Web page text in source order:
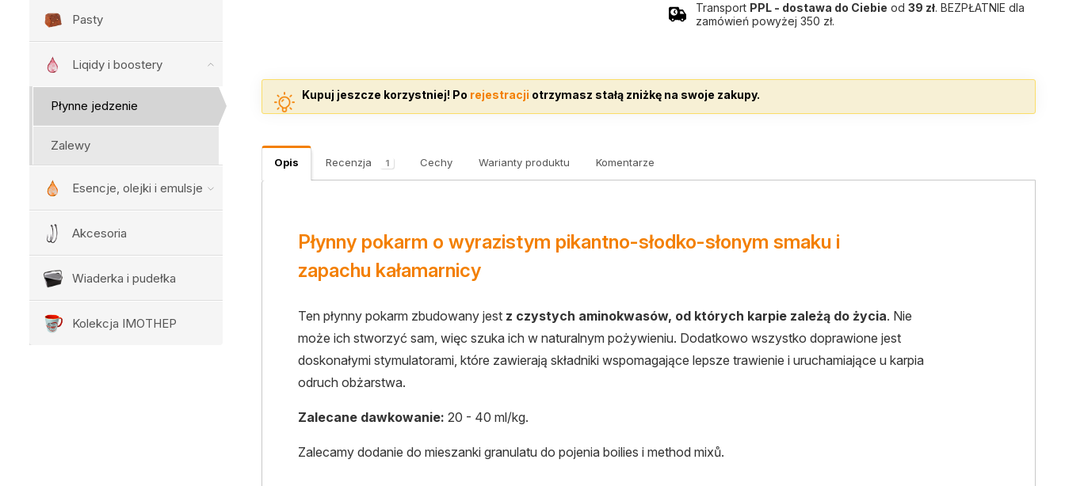
Pasty
Liqidy i boostery
Płynne jedzenie
Zalewy
Esencje, olejki i emulsje
Akcesoria
Wiaderka i pudełka
Kolekcja IMOTHEP
Transport PPL - dostawa do Ciebie od 39 zł. BEZPŁATNIE dla
zamówień powyżej 350 zł.
Kupuj jeszcze korzystniej! Po rejestracji otrzymasz stałą zniżkę na swoje zakupy.
Opis Recenzja 1 Cechy Warianty produktu Komentarze
Płynny pokarm o wyrazistym pikantno-słodko-słonym smaku i
zapachu kałamarnicy
Ten płynny pokarm zbudowany jest z czystych aminokwasów, od których karpie zależą do życia. Nie
może ich stworzyć sam, więc szuka ich w naturalnym pożywieniu. Dodatkowo wszystko doprawione jest
doskonałymi stymulatorami, które zawierają składniki wspomagające lepsze trawienie i uruchamiające u karpia
odruch obżarstwa.
Zalecane dawkowanie: 20 - 40 ml/kg.
Zalecamy dodanie do mieszanki granulatu do pojenia boilies i method mixů.